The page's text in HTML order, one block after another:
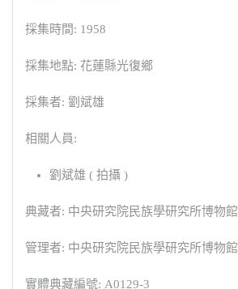
採集時間: 1958
採集地點: 花蓮縣光復鄉
採集者: 劉斌雄
相關人員:
劉斌雄 ( 拍攝 )
典藏者: 中央研究院民族學研究所博物館
管理者: 中央研究院民族學研究所博物館
實體典藏編號: A0129-3